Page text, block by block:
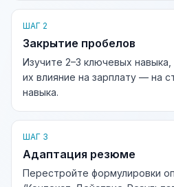
ШАГ 2
Закрытие пробелов
Изучите 2–3 ключевых
их влияние на зарплату — на
навыка.
ШАГ 3
Адаптация резюме
Перестройте формулировки